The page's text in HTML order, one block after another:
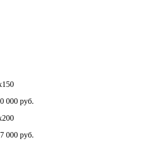
000 руб.
000 руб.